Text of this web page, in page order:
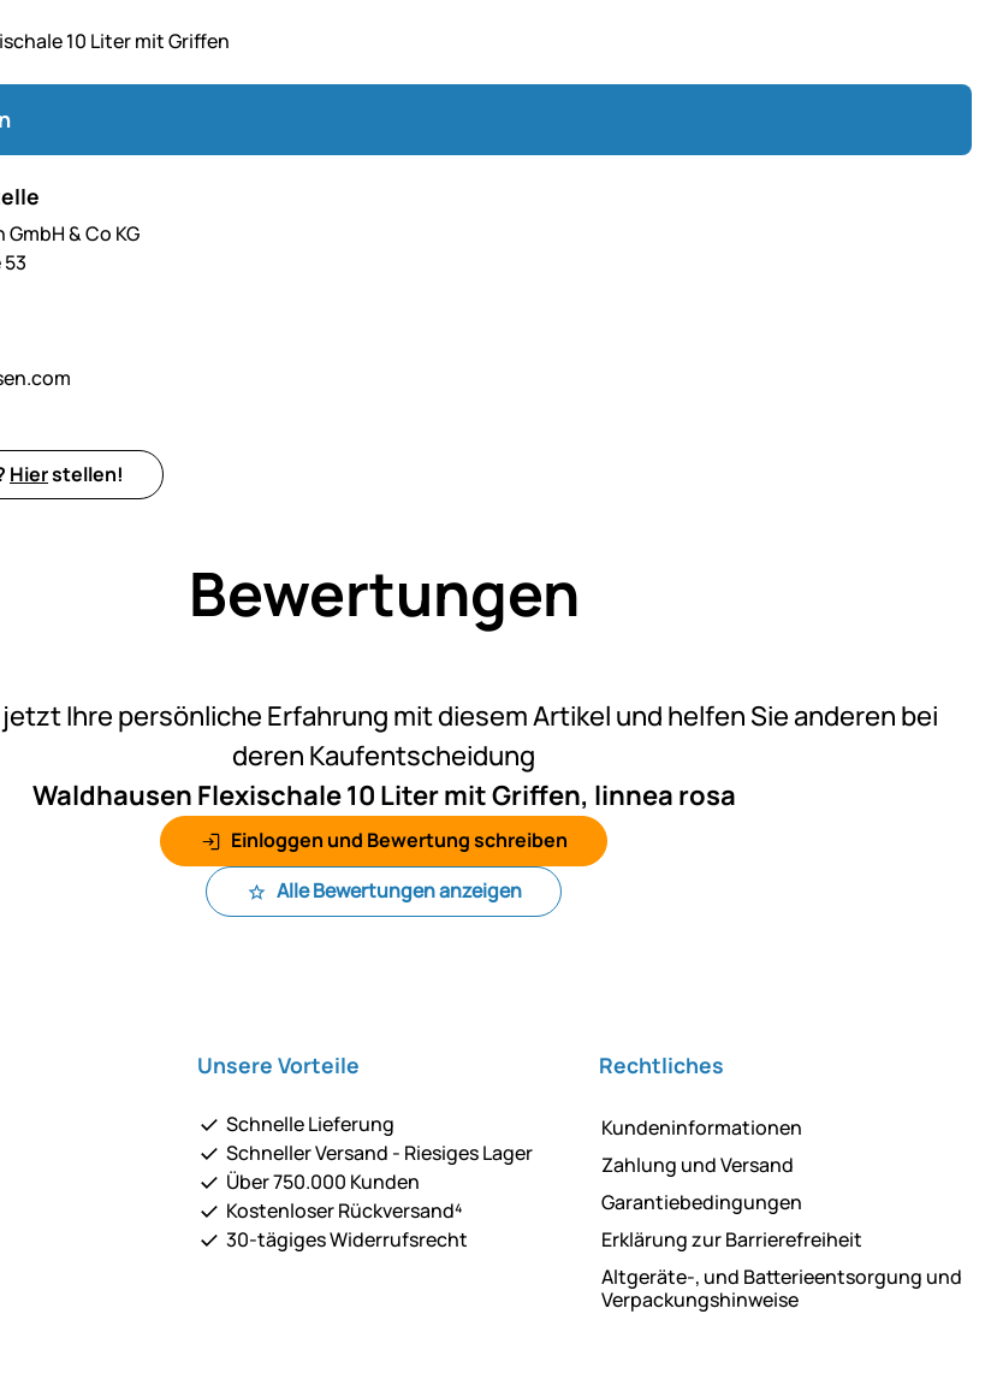
10 Liter mit Griffen
& Co KG
Hierstellen!
Bewertungen
Ihre persönliche Erfahrung mit diesem Artikel und helfen Sie anderen bei
deren Kaufentscheidung
Waldhausen Flexischale 10 Liter mit Griffen, linnea rosa
Einloggen und Bewertung schreiben
Alle Bewertungen anzeigen
Unsere Vorteile
Schnelle Lieferung
Schneller Versand - Riesiges Lager
Über 750.000 Kunden
Kostenloser Rückversand⁴
30-tägiges Widerrufsrecht
Rechtliches
Kundeninformationen
Zahlung und Versand
Garantiebedingungen
Erklärung zur Barrierefreiheit
Altgeräte-, und Batterieentsorgung und
Verpackungshinweise